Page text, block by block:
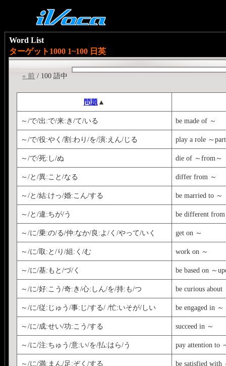
Word List
ターゲット1000 1~100 日英
« 前 / 100 語中
問題 ▲
～/で/出:で/来:き/て/いる be made of ～
～/で/役:やく/割:わり/を/演:えん/じる play a role ～
～/で/死:し/ぬ die of ～from～
～/と/異:こと/なる differ from ～
～/と/結:けっ/婚:こん/する be married to ～
～/と/違:ちが/う be different
～/に/乗:の/る/仲:なか/良:よ/く/やって/いく get on ～
～/に/取:と/り/組:く/む work on ～
～/に/基:もと/づ/く be based on ～
～/に/好:こう/奇:き/心:しん/を/持:も/つ be curious about
～/に/従:じゅう/事:じ/する/ /忙:いそが/しい be engaged in ～
～/に/成:せい/功:こう/する succeed in ～
～/に/注:ちゅう/意:い/を/払:はら/う pay attention to
～/に/満:まん/足:ぞく/する be satisfied with